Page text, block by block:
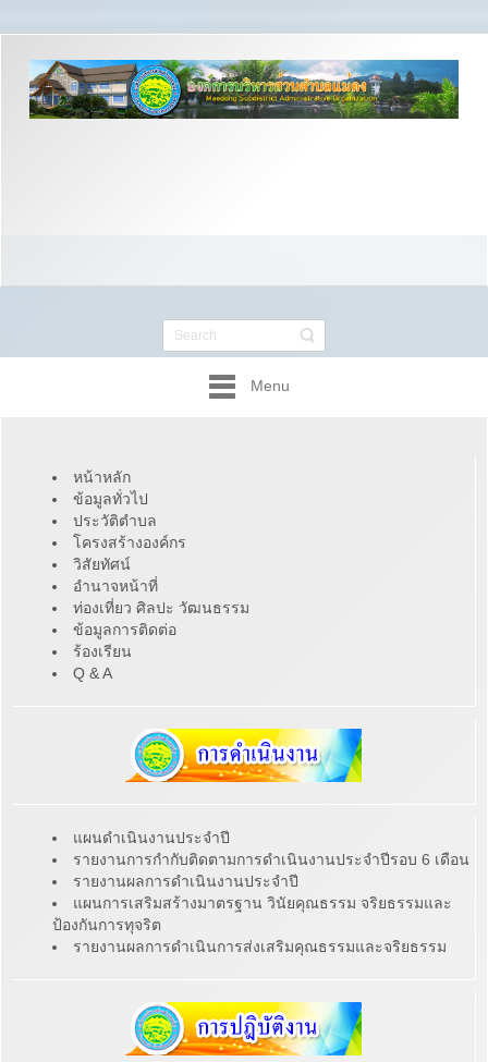
Menu
หน้าหลัก
ข้อมูลทั่วไป
ประวัติตำบล
โครงสร้างองค์กร
วิสัยทัศน์
อำนาจหน้าที่
ท่องเที่ยว ศิลปะ วัฒนธรรม
ข้อมูลการติดต่อ
ร้องเรียน
Q & A
แผนดำเนินงานประจำปี
รายงานการกำกับติดตามการดำเนินงานประจำปีรอบ 6 เดือน
รายงานผลการดำเนินงานประจำปี
แผนการเสริมสร้างมาตรฐาน วินัยคุณธรรม จริยธรรมและ
ป้องกันการทุจริต
รายงานผลการดำเนินการส่งเสริมคุณธรรมและจริยธรรม